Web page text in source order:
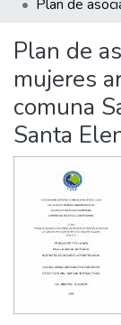
Plan de
mujeres
comuna
Santa